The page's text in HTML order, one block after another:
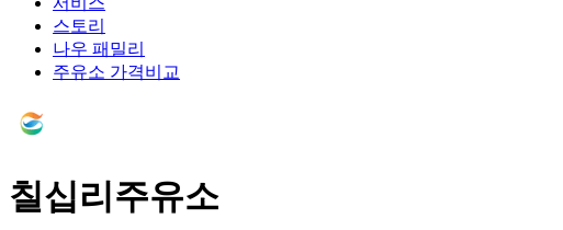
스토리
나우 패밀리
주유소 가격비교
칠십리주유소